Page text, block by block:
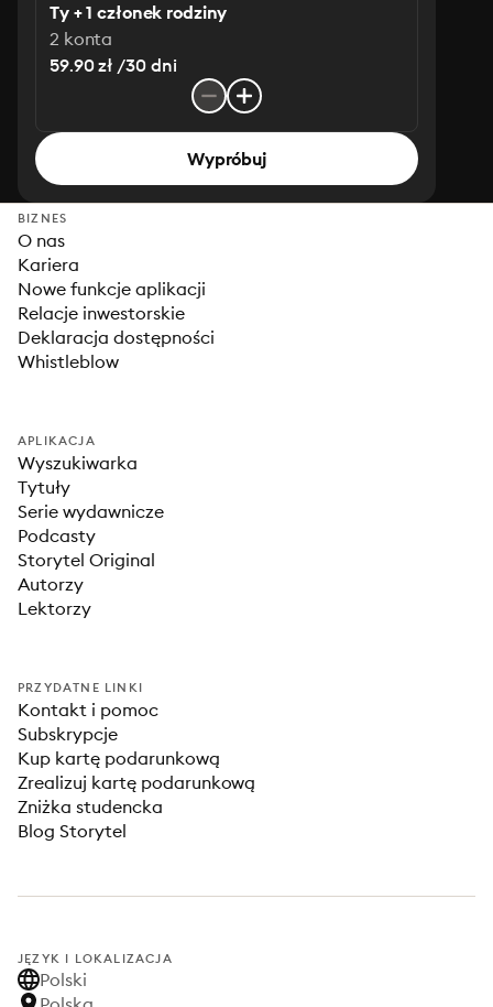
Ty + 1 członek rodziny
2 konta
59.90 zł /30 dni
Wypróbuj
BIZNES
O nas
Kariera
Nowe funkcje aplikacji
Relacje inwestorskie
Deklaracja dostępności
Whistleblow
APLIKACJA
Wyszukiwarka
Tytuły
Serie wydawnicze
Podcasty
Storytel Original
Autorzy
Lektorzy
PRZYDATNE LINKI
Kontakt i pomoc
Subskrypcje
Kup kartę podarunkową
Zrealizuj kartę podarunkową
Zniżka studencka
Blog Storytel
JĘZYK I LOKALIZACJA
Polski